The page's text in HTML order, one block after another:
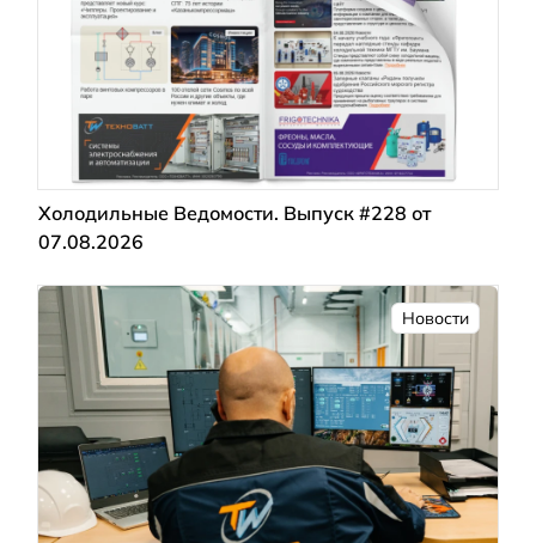
Холодильные Ведомости. Выпуск #228 от
07.08.2026
Новости